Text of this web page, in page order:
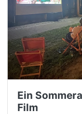
Ein
Film